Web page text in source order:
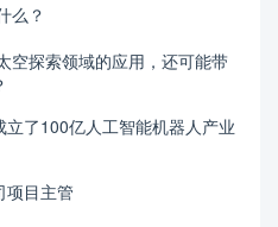
么？
空探索领域的应用，还可能带
了100亿人工智能机器人产业
项目主管